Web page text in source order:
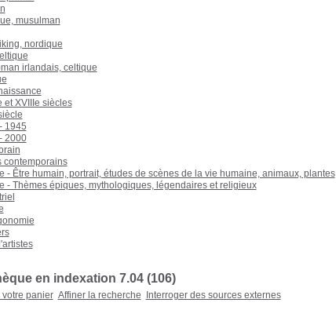
musulman
nordique
irlandais, celtique
et XVIIIe siècles
1945
2000
contemporains
- Être humain, portrait, études de scènes de la vie humaine, animaux, plantes
- Thèmes épiques, mythologiques, légendaires et religieux
en indexation 7.04 (106)
panier Affiner la recherche Interroger des sources externes